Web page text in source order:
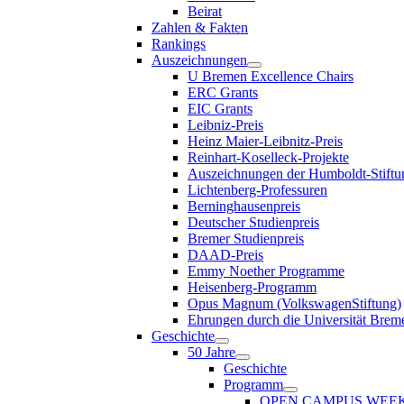
Beirat
Zahlen & Fakten
Rankings
Auszeichnungen
U Bremen Excellence Chairs
ERC Grants
EIC Grants
Leibniz-Preis
Heinz Maier-Leibnitz-Preis
Reinhart-Koselleck-Projekte
Auszeichnungen der Humboldt-
Lichtenberg-Professuren
Berninghausenpreis
Deutscher Studienpreis
Bremer Studienpreis
DAAD-Preis
Emmy Noether Programme
Heisenberg-Programm
Opus Magnum (VolkswagenStiftung)
Ehrungen durch die Universität
Geschichte
50 Jahre
Geschichte
Programm
OPEN CAMPUS